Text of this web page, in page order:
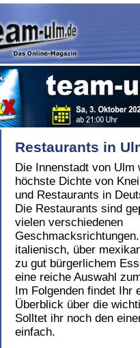
Restaurants in
Die Innenstadt von Ulm
höchste Dichte von
und Restaurants in
Die Restaurants sind
vielen verschiedenen
italienisch, über
zu gut bürgerlichem
eine reiche Auswahl
Im Folgenden findet Ihr
Überblick über die
Solltet ihr noch den
einfach.